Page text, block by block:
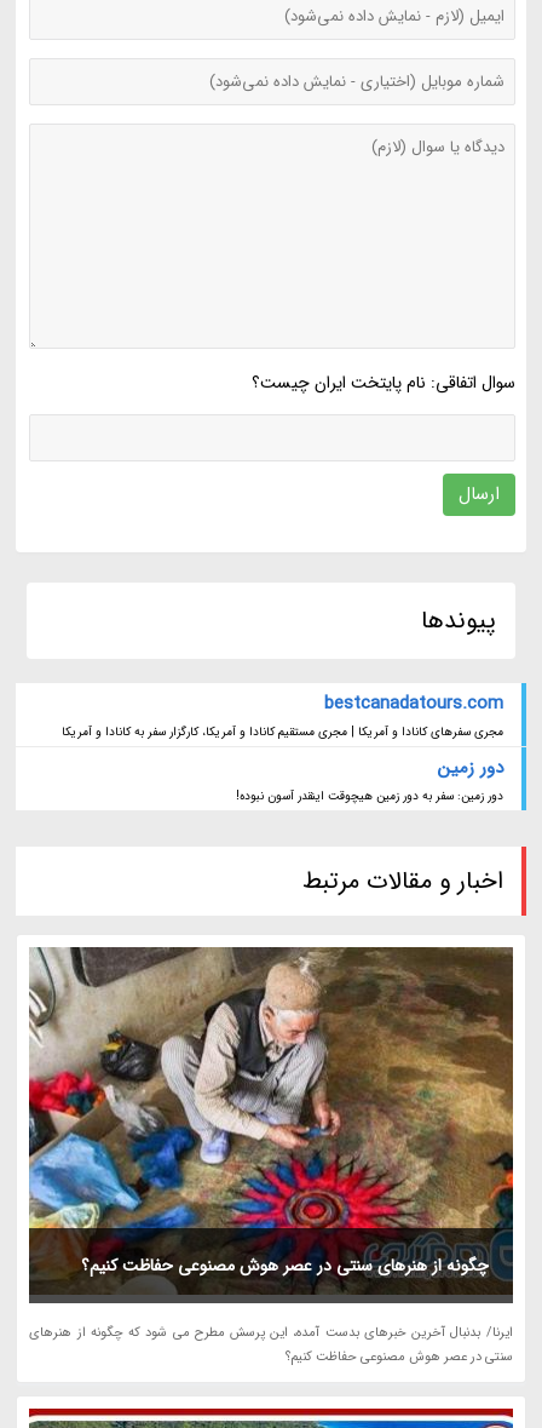
سوال اتفاقی: نام پایتخت ایران چیست؟
ارسال
پیوندها
bestcanadatours.com
مجری سفرهای کانادا و آمریکا | مجری مستقیم کانادا و آمریکا، کارگزار سفر به کانادا و آمریکا
دور زمین
دور زمین: سفر به دور زمین هیچوقت اینقدر آسون نبوده!
اخبار و مقالات مرتبط
چگونه از هنرهای سنتی در عصر هوش مصنوعی حفاظت کنیم؟
ایرنا/ بدنبال آخرین خبرهای بدست آمده، این پرسش مطرح می شود که چگونه از هنرهای
سنتی در عصر هوش مصنوعی حفاظت کنیم؟